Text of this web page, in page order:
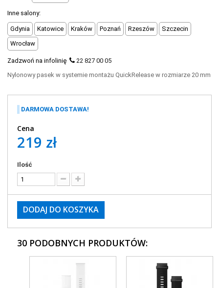
Inne salony:
Gdynia Katowice Kraków Poznań Rzeszów
Szczecin
Wrocław
Zadzwoń na infolinię
22 827 00 05
Nylonowy pasek w systemie montażu QuickRelease w rozmiarze 20 mm
DARMOWA DOSTAWA!
Cena
219 zł
Ilość
DODAJ DO KOSZYKA
30 PODOBNYCH PRODUKTÓW: